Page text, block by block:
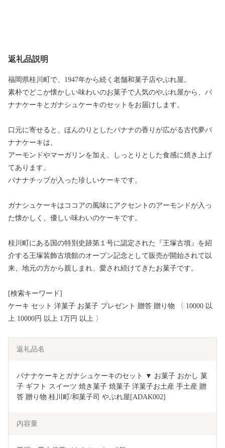
返礼品説明
福岡県桂川町で、1947年から続く老舗和菓子店やぶれ屋。
素朴でどこか懐かしい味わいのお菓子で人気のやぶれ屋から、バ
ナナケーキとガナシュケーキのセットをお届けします。
口元に寄せると、ほんのりとしたバナナの香りが広がる古代夢バ
ナナケーキは、
アーモンドやマーガリンを加え、しっとりとした食感に焼き上げ
てあります。
バナナチップが入った珍しいケーキです。
ガナシュケーキはココアの風味にアクセントのアーモンドが入っ
た懐かしく、優しい味わいのケーキです。
桂川町にある国の特別史跡第１号に認定された『王塚古墳』を紹
介する王塚装飾古墳館のオープン記念として販売が開始されて以
来、地元の方から親しまれ、愛され続けてきたお菓子です。
[検索キーワード]
ケーキ セット 洋菓子 お菓子 プレゼント 贈答 贈り物 〈 10000 以
上 10000円 以上 1万円 以上 〉
返礼品名
バナナケーキとガナシュケーキのセット ▼ お菓子 おかし 菓
子 ギフト スイーツ 焼き菓子 焼菓子 洋菓子お土産 手土産 贈
答 贈り物 桂川町/和菓子司 やぶれ屋[ADAK002]
内容量